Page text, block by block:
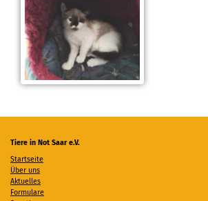
Tiere in Not Saar e.V.
Startseite
Über uns
Aktuelles
Formulare